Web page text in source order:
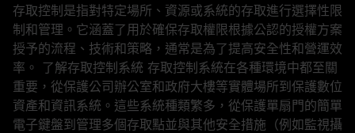
存取控制是指對特定場所、資源或系統的存取進行選擇性限
制和管理。它涵蓋了用於確保存取權限根據公認的授權方案
授予的流程、技術和策略，通常是為了提高安全性和營運效
率。 了解存取控制系統 存取控制系統在各種環境中都至關
重要，從保護公司辦公室和政府大樓等實體場所到保護數位
資產和資訊系統。這些系統種類繁多，從保護單扇門的簡單
電子鍵盤到管理多個存取點並與其他安全措施（例如監視攝